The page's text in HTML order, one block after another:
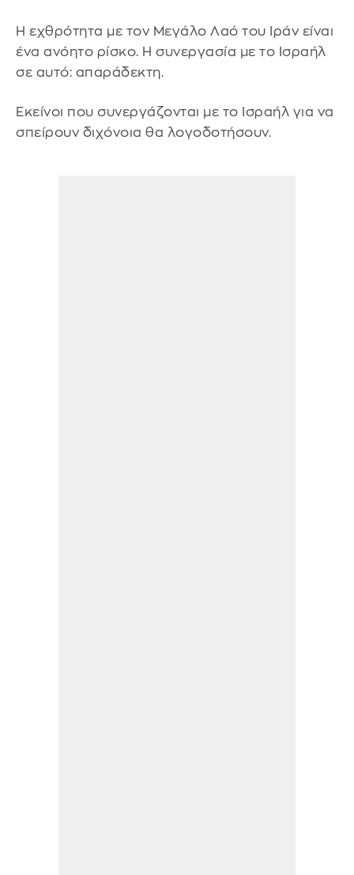
Η εχθρότητα με τον Μεγάλο Λαό του Ιράν είναι
ένα ανόητο ρίσκο. Η συνεργασία με το Ισραήλ
σε αυτό: απαράδεκτη.
Εκείνοι που συνεργάζονται με το Ισραήλ για να
σπείρουν διχόνοια θα λογοδοτήσουν.